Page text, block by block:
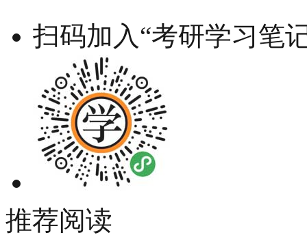
扫码加入“考研学习笔
推荐阅读